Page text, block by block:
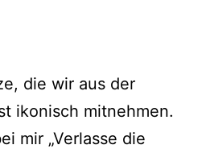
die wir aus der
ikonisch mitnehmen.
mir „Verlasse die